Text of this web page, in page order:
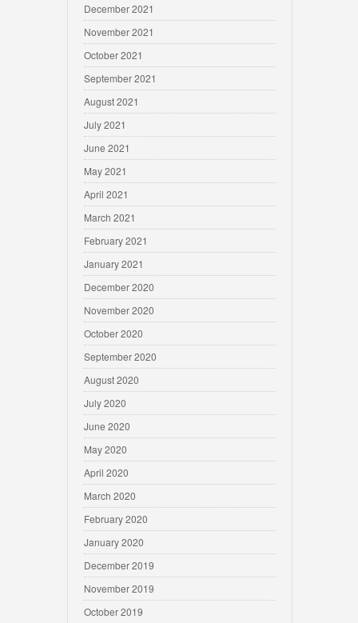
December 2021
November 2021
October 2021
September 2021
August 2021
July 2021
June 2021
May 2021
April 2021
March 2021
February 2021
January 2021
December 2020
November 2020
October 2020
September 2020
August 2020
July 2020
June 2020
May 2020
April 2020
March 2020
February 2020
January 2020
December 2019
November 2019
October 2019